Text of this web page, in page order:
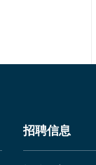
招聘信息